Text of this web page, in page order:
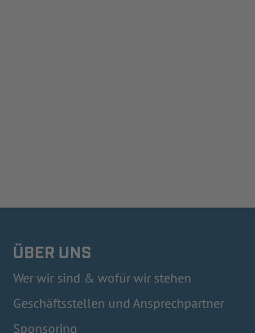
ÜBER UNS
Wer wir sind & wofür wir stehen
Geschäftsstellen und Ansprechpartner
Sponsoring